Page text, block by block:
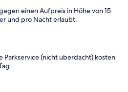
einen Aufpreis in Höhe von 15
und pro Nacht erlaubt.
Parkservice (nicht überdacht) kosten